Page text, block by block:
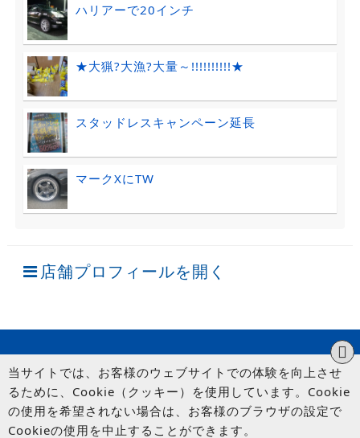
ハリアーで20インチ
★大猟?大漁?大量～!!!!!!!!!!★
スタッドレスキャンペーン延長
マークXにTW
店舗プロフィールを開く
当サイトでは、お客様のウェブサイトでの体験を向上させ
るために、Cookie（クッキー）を使用しています。Cookie
の使用を希望されない場合は、お客様のブラウザの設定で
Cookieの使用を中止することができます。